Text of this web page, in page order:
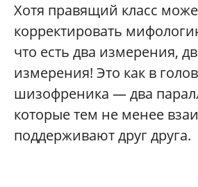
Хотя правящий класс
корректировать
что есть два измерения,
измерения! Это как в
шизофреника — два
которые тем не менее
поддерживают друг друга.